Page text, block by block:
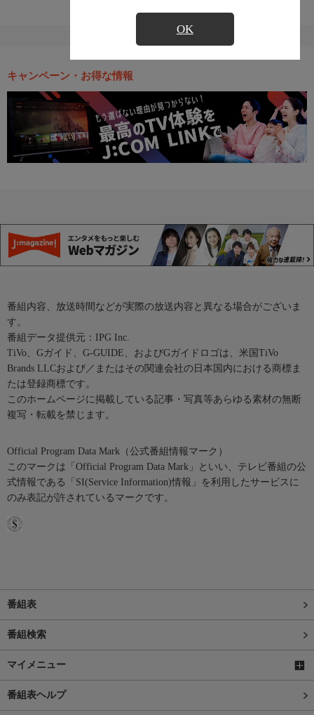
OK
キャンペーン・お得な情報
番組内容、放送時間などが実際の放送内容と異なる場合がございま
す。
番組データ提供元：IPG Inc.
TiVo、Gガイド、G-GUIDE、およびGガイドロゴは、米国TiVo
Brands LLCおよび／またはその関連会社の日本国内における商標ま
たは登録商標です。
このホームページに掲載している記事・写真等あらゆる素材の無断
複写・転載を禁じます。
Official Program Data Mark（公式番組情報マーク）
このマークは「Official Program Data Mark」といい、テレビ番組の公
式情報である「SI(Service Information)情報」を利用したサービスに
のみ表記が許されているマークです。
番組表
番組検索
マイメニュー
番組表ヘルプ